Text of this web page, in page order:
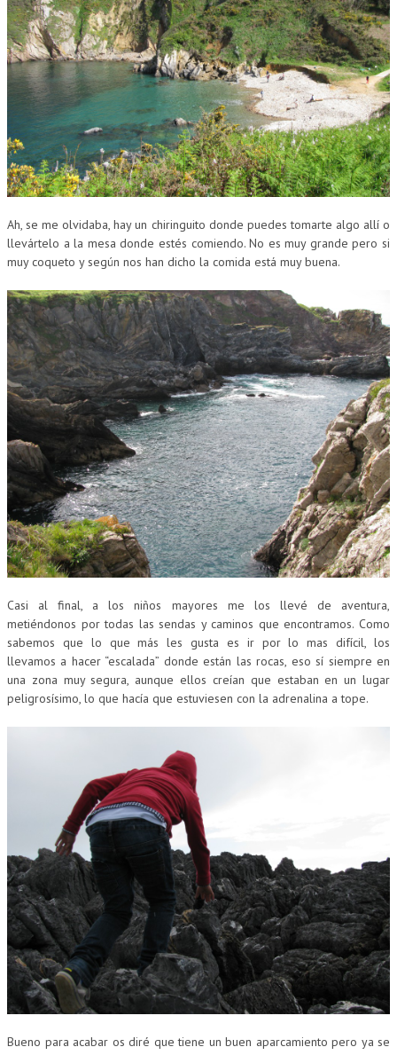
Ah, se me olvidaba, hay un chiringuito donde puedes tomarte algo allí o
llevártelo a la mesa donde estés comiendo. No es muy grande pero si
muy coqueto y según nos han dicho la comida está muy buena.
Casi al final, a los niños mayores me los llevé de aventura,
metiéndonos por todas las sendas y caminos que encontramos. Como
sabemos que lo que más les gusta es ir por lo mas difícil, los
llevamos a hacer “escalada” donde están las rocas, eso sí siempre en
una zona muy segura, aunque ellos creían que estaban en un lugar
peligrosísimo, lo que hacía que estuviesen con la adrenalina a tope.
Bueno para acabar os diré que tiene un buen aparcamiento pero ya se